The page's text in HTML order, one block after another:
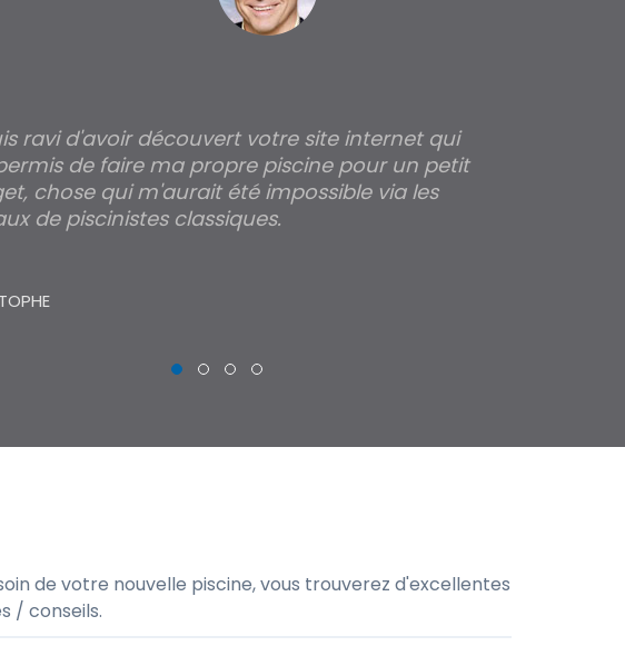
ravi d'avoir découvert votre site internet qui
de faire ma propre piscine pour un petit
chose qui m'aurait été impossible via les
de piscinistes classiques.
de votre nouvelle piscine, vous trouverez d'excellentes
/ conseils.